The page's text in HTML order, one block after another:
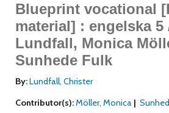
Blueprint vocational
material] : engelska 5
Lundfall, Monica
Sunhede Fulk
By:Lundfall, Christer
Contributor(s):Möller, Monica